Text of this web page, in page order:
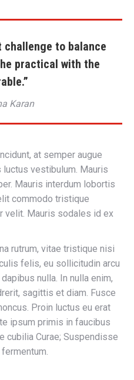
challenge to balance
practical with the
Karan
at semper augue
vestibulum. Mauris
Mauris interdum lobortis
commodo tristique
velit. Mauris sodales id ex
rutrum, vitae tristique nisi
felis, eu sollicitudin arcu
nulla. In nulla enim,
sagittis et diam. Fusce
Proin luctus eu erat
ipsum primis in faucibus
cubilia Curae; Suspendisse